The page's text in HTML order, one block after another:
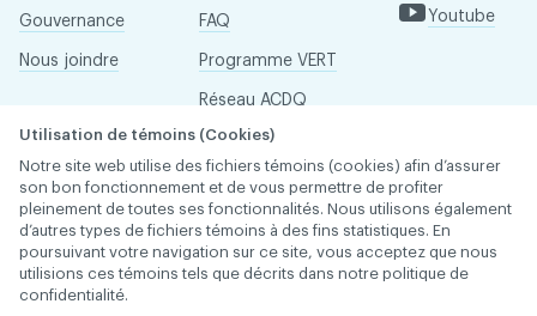
Gouvernance
Nous joindre
FAQ
Programme VERT
Réseau ACDQ
Salle de presse
À propos
Youtube
Association des chirurgiens dentistes du Québec © 2026
tous droits réservés
Utilisation de témoins (Cookies)
Notre site web utilise des fichiers témoins (cookies) afin d’assurer
son bon fonctionnement et de vous permettre de profiter
pleinement de toutes ses fonctionnalités. Nous utilisons également
d’autres types de fichiers témoins à des fins statistiques. En
poursuivant votre navigation sur ce site, vous acceptez que nous
utilisions ces témoins tels que décrits dans notre politique de
confidentialité.